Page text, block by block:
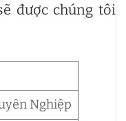
được chúng tôi
Nghiệp